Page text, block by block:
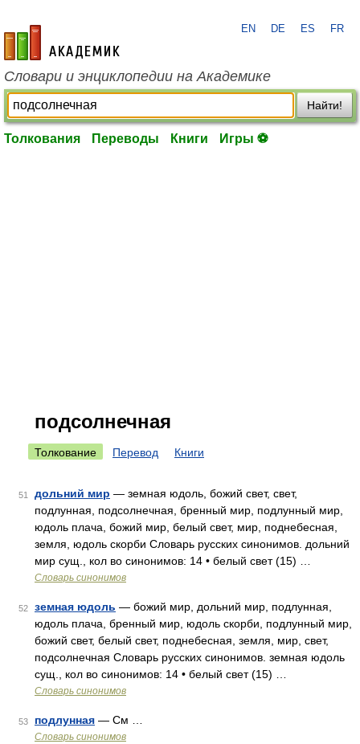
academic.ru
EN DE ES FR
Словари и энциклопедии на Академике
Найти!
Толкования Переводы Книги Игры ⚽
подсолнечная
Толкование Перевод Книги
51 дольний мир — земная юдоль, божий свет, свет,
подлунная, подсолнечная, бренный мир, подлунный мир,
юдоль плача, божий мир, белый свет, мир, поднебесная,
земля, юдоль скорби Словарь русских синонимов. дольний
мир сущ., кол во синонимов: 14 • белый свет (15) …
Словарь синонимов
52 земная юдоль — божий мир, дольний мир, подлунная,
юдоль плача, бренный мир, юдоль скорби, подлунный мир,
божий свет, белый свет, поднебесная, земля, мир, свет,
подсолнечная Словарь русских синонимов. земная юдоль
сущ., кол во синонимов: 14 • белый свет (15) …
Словарь синонимов
53 подлунная — См …
Словарь синонимов